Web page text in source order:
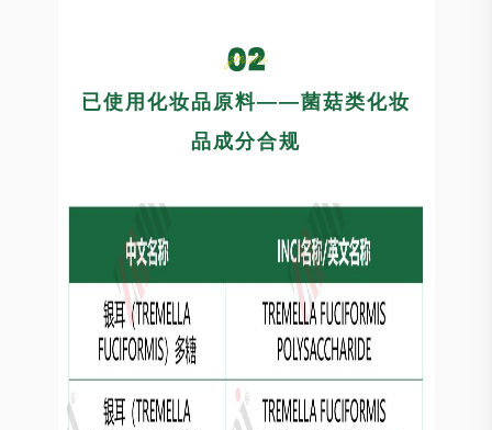
已使用化妆品原料——菌菇类化妆
品成分合规